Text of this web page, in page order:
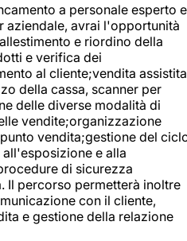
a personale esperto e
aziendale, avrai l'opportunità
e riordino della
e verifica dei
al cliente;vendita assistita
della cassa, scanner per
delle diverse modalità di
vendite;organizzazione
vendita;gestione del
e alla
di sicurezza
Il percorso permetterà inoltre
con il cliente,
e gestione della relazione